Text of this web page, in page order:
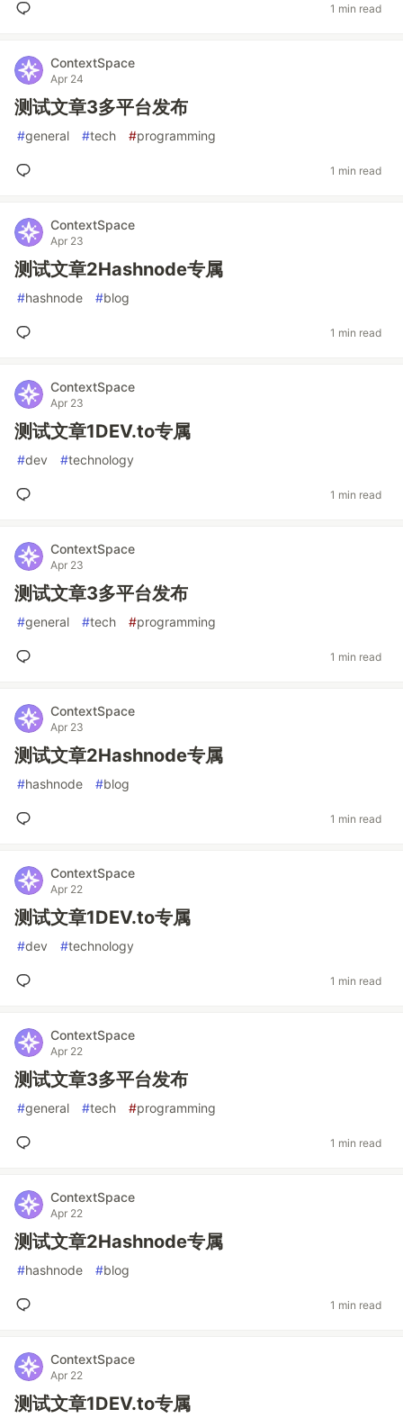
1 min read
ContextSpace
Apr 24
测试文章3多平台发布
#general #tech #programming
1 min read
ContextSpace
Apr 23
测试文章2Hashnode专属
#hashnode #blog
1 min read
ContextSpace
Apr 23
测试文章1DEV.to专属
#dev #technology
1 min read
ContextSpace
Apr 23
测试文章3多平台发布
#general #tech #programming
1 min read
ContextSpace
Apr 23
测试文章2Hashnode专属
#hashnode #blog
1 min read
ContextSpace
Apr 22
测试文章1DEV.to专属
#dev #technology
1 min read
ContextSpace
Apr 22
测试文章3多平台发布
#general #tech #programming
1 min read
ContextSpace
Apr 22
测试文章2Hashnode专属
#hashnode #blog
1 min read
ContextSpace
Apr 22
测试文章1DEV.to专属